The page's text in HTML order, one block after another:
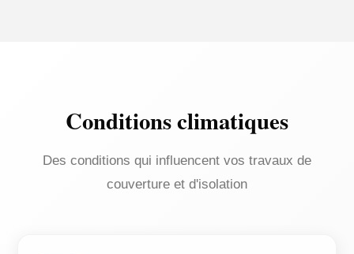
Conditions climatiques
Des conditions qui influencent vos travaux de
couverture et d'isolation